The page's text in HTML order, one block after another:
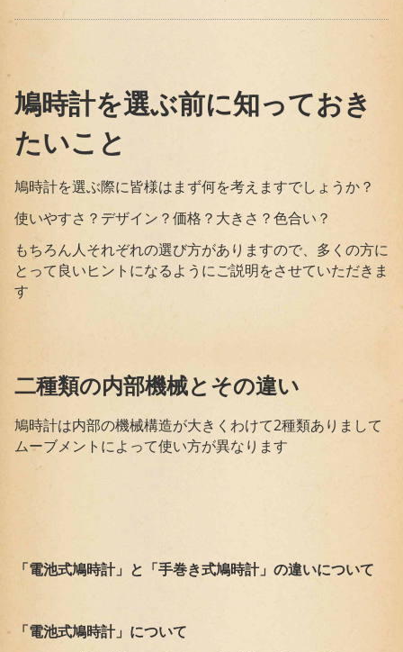
鳩時計を選ぶ前に知っておき
たいこと
鳩時計を選ぶ際に皆様はまず何を考えますでしょうか？
使いやすさ？デザイン？価格？大きさ？色合い？
もちろん人それぞれの選び方がありますので、多くの方に
とって良いヒントになるようにご説明をさせていただきま
す
二種類の内部機械とその違い
鳩時計は内部の機械構造が大きくわけて2種類ありまして
ムーブメントによって使い方が異なります
「電池式鳩時計」と「手巻き式鳩時計」の違いについて
「電池式鳩時計」について